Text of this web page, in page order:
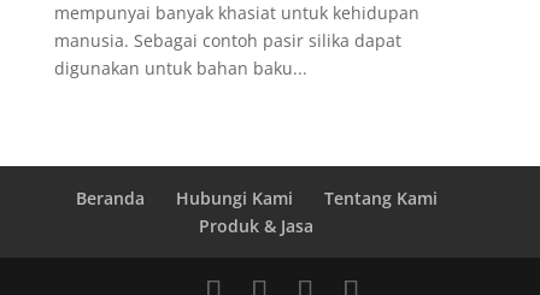
mempunyai banyak khasiat untuk kehidupan
manusia. Sebagai contoh pasir silika dapat
digunakan untuk bahan baku...
Beranda Hubungi Kami
Tentang Kami
Produk & Jasa